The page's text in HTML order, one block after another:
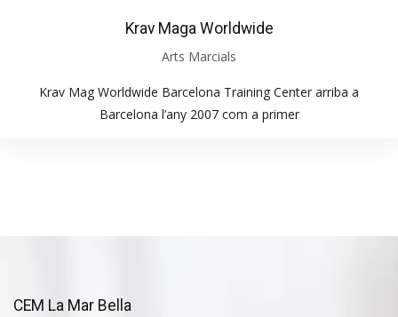
Krav Maga Worldwide
Arts Marcials
Krav Mag Worldwide Barcelona Training Center arriba a
Barcelona l’any 2007 com a primer
CEM La Mar Bella